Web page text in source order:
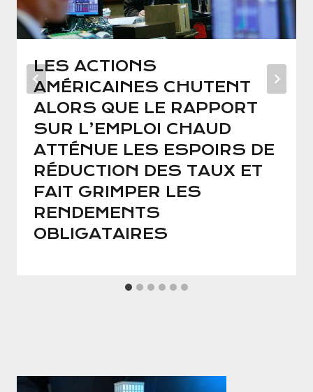
LES ACTIONS
AMÉRICAINES CHUTENT
ALORS QUE LE RAPPORT
SUR L’EMPLOI CHAUD
ATTÉNUE LES ESPOIRS DE
RÉDUCTION DES TAUX ET
FAIT GRIMPER LES
RENDEMENTS
OBLIGATAIRES